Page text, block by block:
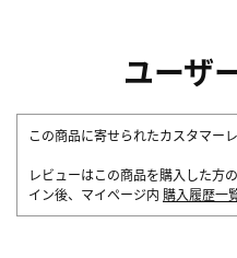
ユーザ
この商品に寄せられたカスタマー
レビューはこの商品を購入した方
イン後、マイページ内 購入履歴一